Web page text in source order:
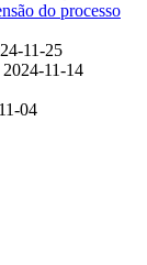
do processo
11-25
2024-11-14
04